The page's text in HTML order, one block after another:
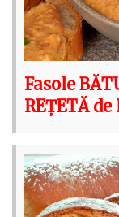
Fasole
REȚETĂ de